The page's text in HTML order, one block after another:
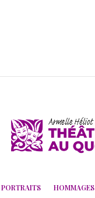
PORTRAITS HOMMAGES